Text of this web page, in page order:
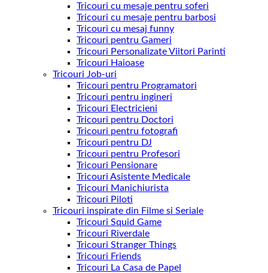
Tricouri cu mesaje pentru soferi
Tricouri cu mesaje pentru barbosi
Tricouri cu mesaj funny
Tricouri pentru Gameri
Tricouri Personalizate Viitori Parinti
Tricouri Haioase
Tricouri Job-uri
Tricouri pentru Programatori
Tricouri pentru ingineri
Tricouri Electricieni
Tricouri pentru Doctori
Tricouri pentru fotografi
Tricouri pentru DJ
Tricouri pentru Profesori
Tricouri Pensionare
Tricouri Asistente Medicale
Tricouri Manichiurista
Tricouri Piloti
Tricouri inspirate din Filme si Seriale
Tricouri Squid Game
Tricouri Riverdale
Tricouri Stranger Things
Tricouri Friends
Tricouri La Casa de Papel